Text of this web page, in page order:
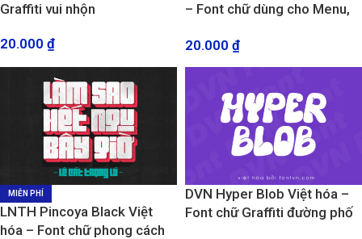
Graffiti vui nhộn
20.000 ₫
– Font chữ dùng cho Menu,
trà sữa
20.000 ₫
MIỄN PHÍ
LNTH Pincoya Black Việt
hóa – Font chữ phong cách
DVN Hyper Blob Việt hóa –
Font chữ Graffiti đường phố